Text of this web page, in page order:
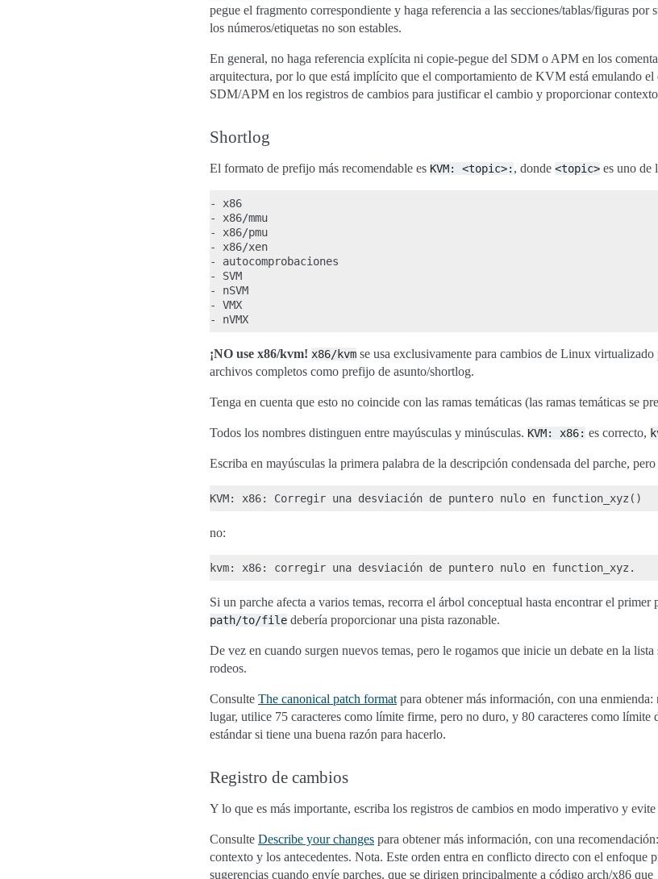
pegue el fragmento correspondiente y haga referencia a las secciones/tablas/figuras
los números/etiquetas no son estables.
En general, no haga referencia explícita ni copie-pegue del SDM o APM en los
arquitectura, por lo que está implícito que el comportamiento de KVM está emulando
SDM/APM en los registros de cambios para justificar el cambio y proporcionar
Shortlog
El formato de prefijo más recomendable es KVM: <topic>: , donde <topic> es uno de
- x86
- x86/mmu
- x86/pmu
- x86/xen
- autocomprobaciones
- SVM
- nSVM
- VMX
¡NO use x86/kvm! x86/kvm se usa exclusivamente para cambios de Linux
archivos completos como prefijo de asunto/shortlog.
Tenga en cuenta que esto no coincide con las ramas temáticas (las ramas temáticas se
Todos los nombres distinguen entre mayúsculas y minúsculas. KVM: x86: es correcto,
Escriba en mayúsculas la primera palabra de la descripción condensada del parche,
no:
Si un parche afecta a varios temas, recorra el árbol conceptual hasta encontrar el primer
path/to/file debería proporcionar una pista razonable.
De vez en cuando surgen nuevos temas, pero le rogamos que inicie un debate en la
rodeos.
Consulte The canonical patch format para obtener más información, con una
lugar, utilice 75 caracteres como límite firme, pero no duro, y 80 caracteres como
estándar si tiene una buena razón para hacerlo.
Registro de cambios
Y lo que es más importante, escriba los registros de cambios en modo imperativo y
Consulte Describe your changes para obtener más información, con una
contexto y los antecedentes. Nota. Este orden entra en conflicto directo con el
sugerencias cuando envíe parches. que se dirigen principalmente a código arch/x86